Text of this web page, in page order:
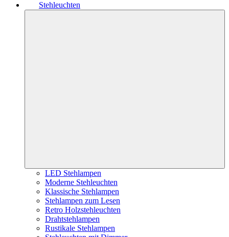
Stehleuchten
LED Stehlampen
Moderne Stehleuchten
Klassische Stehlampen
Stehlampen zum Lesen
Retro Holzstehleuchten
Drahtstehlampen
Rustikale Stehlampen